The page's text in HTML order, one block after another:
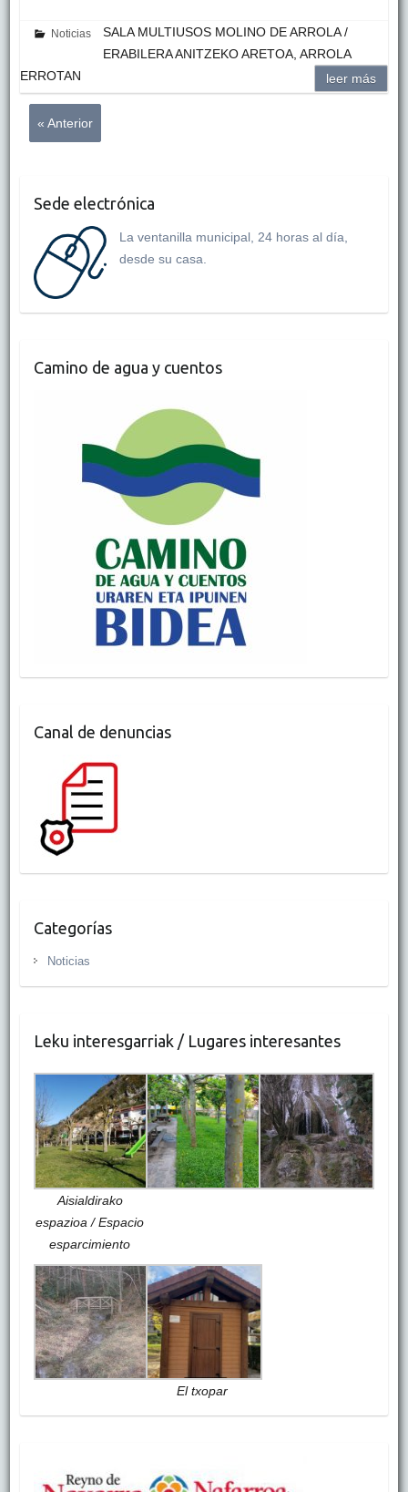
Noticias
SALA MULTIUSOS MOLINO DE ARROLA /
ERABILERA ANITZEKO ARETOA, ARROLA
ERROTAN
leer más
« Anterior
Sede electrónica
La ventanilla municipal, 24 horas al día,
desde su casa.
Camino de agua y cuentos
Canal de denuncias
Categorías
Noticias
Leku interesgarriak / Lugares interesantes
Aisialdirako
espazioa / Espacio
esparcimiento
El txopar